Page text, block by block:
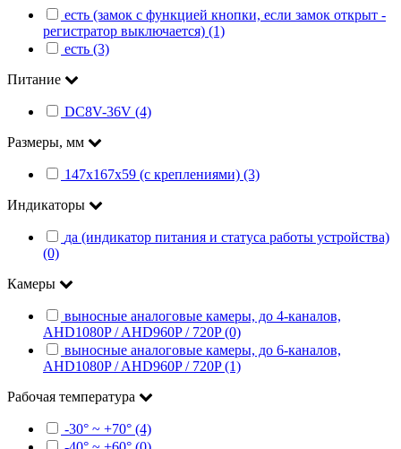
есть (замок с функцией кнопки, если замок открыт -
регистратор выключается) (1)
есть (3)
Питание
DC8V-36V (4)
Размеры, мм
147х167х59 (с креплениями) (3)
Индикаторы
да (индикатор питания и статуса работы устройства)
(0)
Камеры
выносные аналоговые камеры, до 4-каналов,
AHD1080P / AHD960P / 720P (0)
выносные аналоговые камеры, до 6-каналов,
AHD1080P / AHD960P / 720P (1)
Рабочая температура
-30° ~ +70° (4)